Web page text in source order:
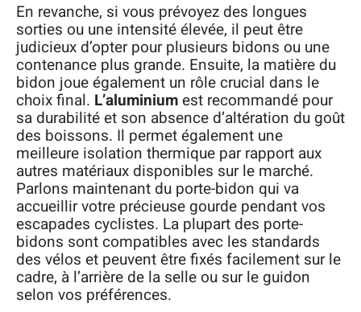
En revanche, si vous prévoyez des longues
sorties ou une intensité élevée, il peut être
judicieux d’opter pour plusieurs bidons ou une
contenance plus grande. Ensuite, la matière du
bidon joue également un rôle crucial dans le
choix final. L’aluminiumest recommandé pour
sa durabilité et son absence d’altération du goût
des boissons. Il permet également une
meilleure isolation thermique par rapport aux
autres matériaux disponibles sur le marché.
Parlons maintenant du porte-bidon qui va
accueillir votre précieuse gourde pendant vos
escapades cyclistes. La plupart des porte-
bidons sont compatibles avec les standards
des vélos et peuvent être fixés facilement sur le
cadre, à l’arrière de la selle ou sur le guidon
selon vos préférences.